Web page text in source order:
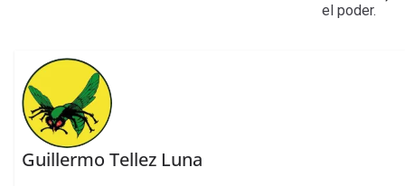
el poder.
Guillermo Tellez Luna